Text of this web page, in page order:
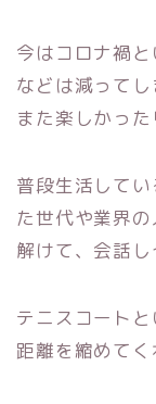
今はコロナ禍
などは減って
また楽しかった
普段生活して
た世代や業界
解けて、会話し
テニスコート
距離を縮めてく